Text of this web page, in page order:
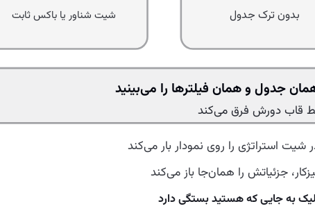
بدون ترک جدول شیت شناور یا باکس ثابت
جدول و همان فیلترها را می‌بینید
قاب دورش فرق می‌کند
استراتژی را روی نمودار بار می‌کند
جزئیاتش را همان‌جا باز می‌کند
به جایی که هستید بستگی دارد